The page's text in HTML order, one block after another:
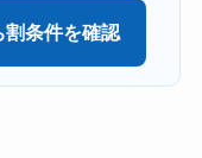
条件を確認